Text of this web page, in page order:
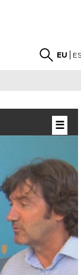
EU
☰